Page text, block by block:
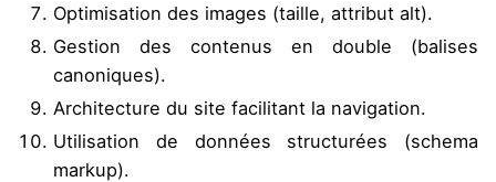
Optimisation des images (taille, attribut alt).
Gestion des contenus en double (balises
canoniques).
Architecture du site facilitant la navigation.
Utilisation de données structurées (schema
markup).